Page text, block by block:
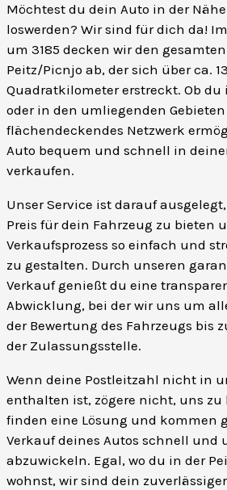
Möchtest du dein Auto in der
loswerden? Wir sind für dich da!
um 3185 decken wir den
Peitz/Picnjo ab, der sich über ca.
Quadratkilometer erstreckt. Ob du
oder in den umliegenden
flächendeckendes Netzwerk
Auto bequem und schnell in
verkaufen.
Unser Service ist darauf
Preis für dein Fahrzeug zu bieten
Verkaufsprozess so einfach und
zu gestalten. Durch unseren
Verkauf genießt du eine
Abwicklung, bei der wir uns um
der Bewertung des Fahrzeugs bis
der Zulassungsstelle.
Wenn deine Postleitzahl nicht in
enthalten ist, zögere nicht, uns
finden eine Lösung und kommen
Verkauf deines Autos schnell und
abzuwickeln. Egal, wo du in der
wohnst, wir sind dein